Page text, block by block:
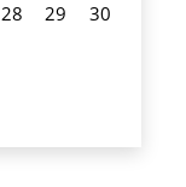
28 29
30